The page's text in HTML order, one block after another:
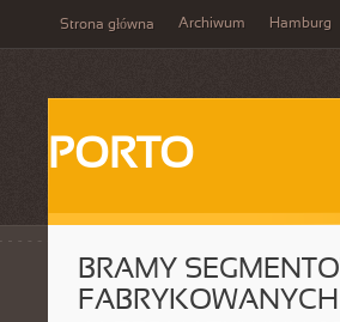
Strona główna Archiwum Hamburg
PORTO
BRAMY